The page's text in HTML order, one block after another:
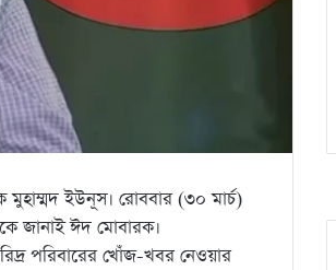
মুহাম্মদ ইউনূস। রোববার (৩০ মার্চ)
জানাই ঈদ মোবারক।
পরিবারের খোঁজ-খবর নেওয়ার